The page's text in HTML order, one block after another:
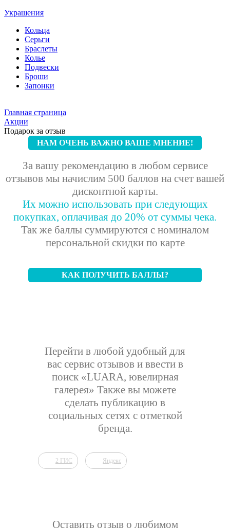
Украшения
Кольца
Серьги
Браслеты
Колье
Подвески
Броши
Запонки
Главная страница
Акции
Подарок за отзыв
НАМ ОЧЕНЬ ВАЖНО ВАШЕ МНЕНИЕ!
За вашу рекомендацию в любом сервисе
отзывов мы начислим 500 баллов на счет вашей
дисконтной карты.
Их можно использовать при следующих
покупках, оплачивая до 20% от суммы чека.
Так же баллы суммируются с номиналом
персональной скидки по карте
КАК ПОЛУЧИТЬ БАЛЛЫ?
Перейти в любой удобный для
вас сервис отзывов и ввести в
поиск «LUARA, ювелирная
галерея» Также вы можете
сделать публикацию в
социальных сетях с отметкой
бренда.
Оставить отзыв о любимом